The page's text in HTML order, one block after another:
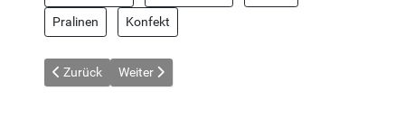
Pralinen Konfekt
Vorheriger Beitrag: Quittenbrot
Zurück Nächster Beitrag: Stracciatella-Kuchen ohne
Weiter